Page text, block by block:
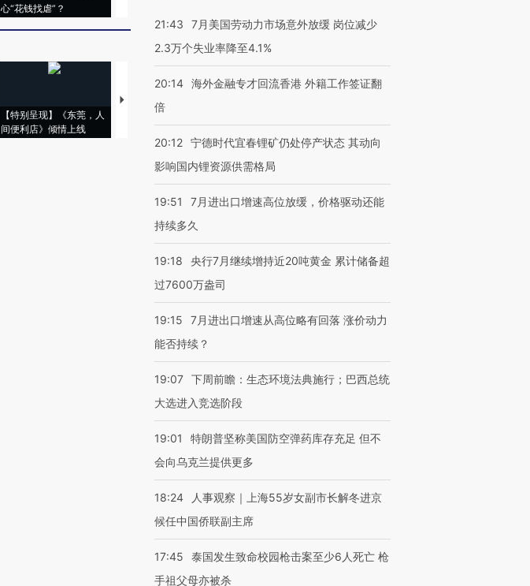
心“花钱找虐”？
【特别呈现】《东莞，人
间便利店》倾情上线
【推广】走进第四届链博
会，让数智科技“链”接产
有意思的生活方式·第三对
住三大增长引擎是什么？
21:43
7月美国劳动力市场意外放缓 岗位减少
2.3万个失业率降至4.1%
20:14 海外金融专才回流香港 外籍工作签证翻
倍
20:12 宁德时代宜春锂矿仍处停产状态 其动向
影响国内锂资源供需格局
19:51
7月进出口增速高位放缓，价格驱动还能
持续多久
19:18
央行7月继续增持近20吨黄金 累计储备超
过7600万盎司
19:15
7月进出口增速从高位略有回落 涨价动力
能否持续？
19:07 下周前瞻：生态环境法典施行；巴西总统
大选进入竞选阶段
19:01
特朗普坚称美国防空弹药库存充足 但不
会向乌克兰提供更多
18:24
人事观察｜上海55岁女副市长解冬进京
候任中国侨联副主席
17:45
泰国发生致命校园枪击案至少6人死亡 枪
手祖父母亦被杀